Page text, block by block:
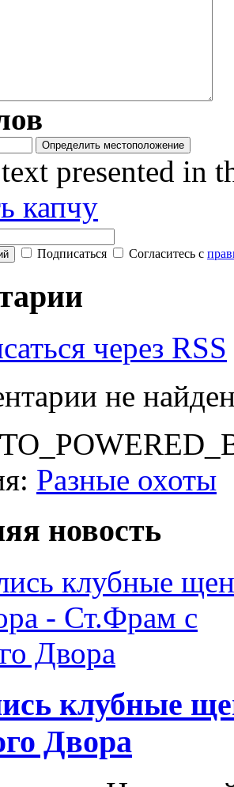
Определить местоположение
presented in
капчу
Подписаться Согласитесь с
через RSS
не
Разные охоты
новость
клубные
Двора